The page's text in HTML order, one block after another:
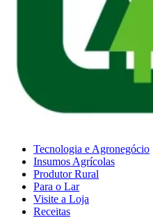
Tecnologia e Agronegócio
Insumos Agrícolas
Produtor Rural
Para o Lar
Visite a Loja
Receitas